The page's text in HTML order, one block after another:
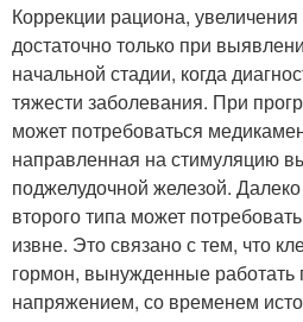
Коррекции рациона,
достаточно только при
начальной стадии, когда
тяжести заболевания. При
может потребоваться
направленная на стимуляцию
поджелудочной железой.
второго типа может
извне. Это связано с тем, что
гормон, вынужденные работать
напряжением, со временем